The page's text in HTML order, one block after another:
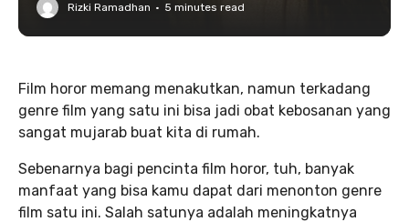
Rizki Ramadhan · 5 minutes read
Film horor memang menakutkan, namun terkadang
genre film yang satu ini bisa jadi obat kebosanan yang
sangat mujarab buat kita di rumah.
Sebenarnya bagi pencinta film horor, tuh, banyak
manfaat yang bisa kamu dapat dari menonton genre
film satu ini. Salah satunya adalah meningkatnya